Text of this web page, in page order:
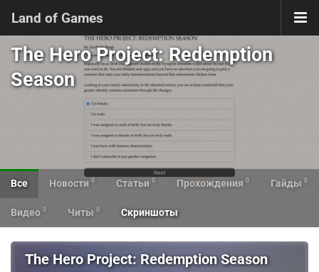
Land of Games
The Hero Project: Redemption
Season
Все Новости 0 Статьи 0 Прохождения 0 Гайды 0
Видео 0 Читы 0 Скриншоты
The Hero Project: Redemption Season